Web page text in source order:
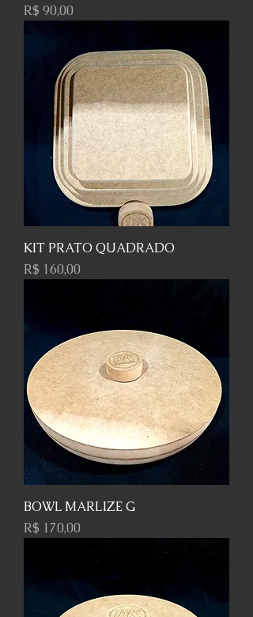
Preço
R$ 90,00
KIT PRATO QUADRADO
Preço
R$ 160,00
BOWL MARLIZE G
Preço
R$ 170,00